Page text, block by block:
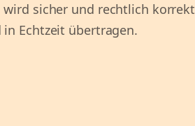
sicher und rechtlich korrekt
Echtzeit übertragen.